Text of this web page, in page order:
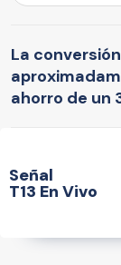
La
ahorro de un
Señal
T13 En Vivo